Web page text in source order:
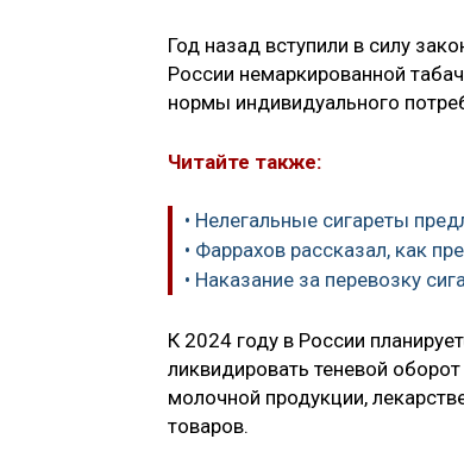
Год назад вступили в силу
России немаркированной
нормы индивидуального
Читайте также:
• Нелегальные сигареты
• Фаррахов рассказал, как
• Наказание за перевозку
К 2024 году в России
ликвидировать теневой
молочной продукции,
товаров.